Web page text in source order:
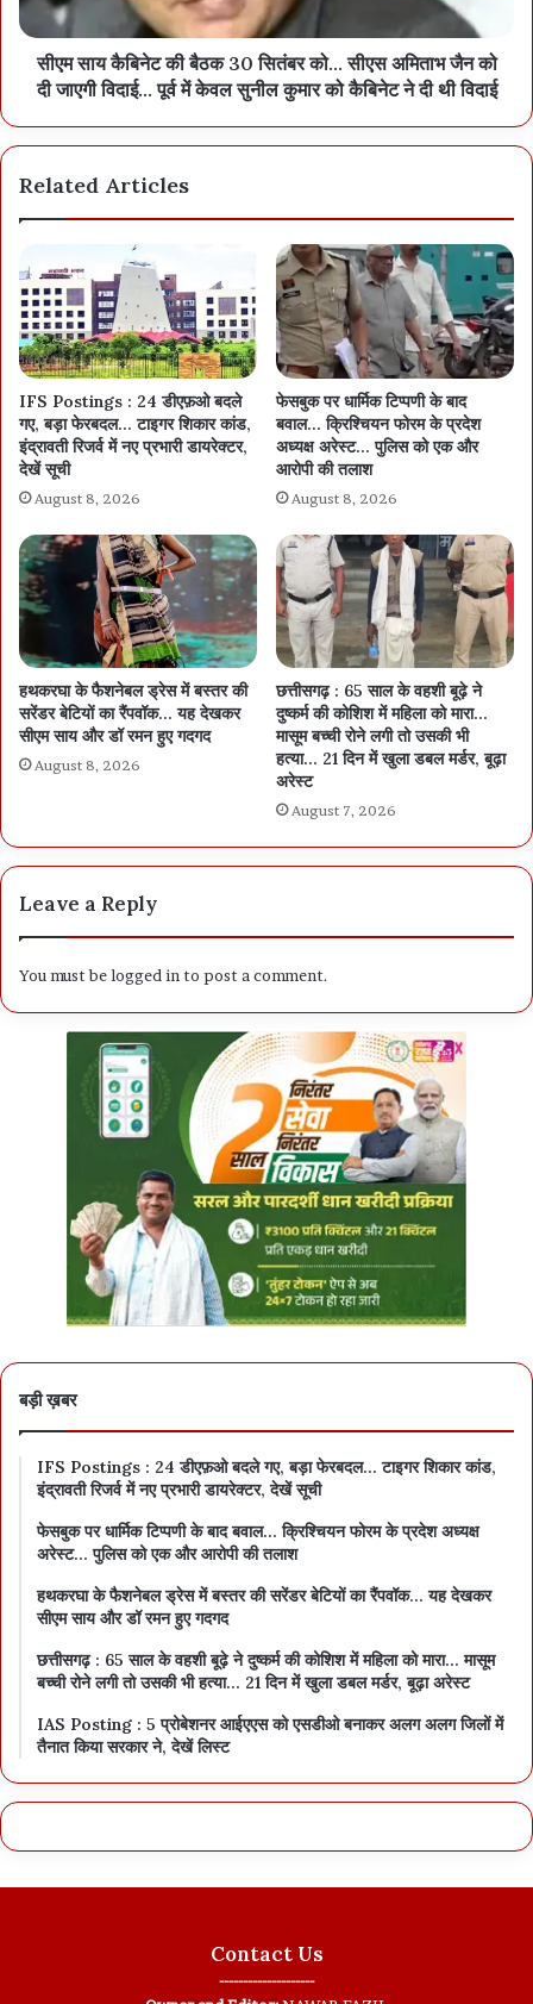
सीएम साय कैबिनेट की बैठक 30 सितंबर को… सीएस अमिताभ जैन को
दी जाएगी विदाई… पूर्व में केवल सुनील कुमार को कैबिनेट ने दी थी विदाई
Related Articles
IFS Postings : 24 डीएफ़ओ बदले
गए, बड़ा फेरबदल… टाइगर शिकार कांड,
इंद्रावती रिजर्व में नए प्रभारी डायरेक्टर,
देखें सूची
August 8, 2026
फेसबुक पर धार्मिक टिप्पणी के बाद
बवाल… क्रिश्चियन फोरम के प्रदेश
अध्यक्ष अरेस्ट… पुलिस को एक और
आरोपी की तलाश
August 8, 2026
हथकरघा के फैशनेबल ड्रेस में बस्तर की
सरेंडर बेटियों का रैंपवॉक… यह देखकर
सीएम साय और डॉ रमन हुए गदगद
August 8, 2026
छत्तीसगढ़ : 65 साल के वहशी बूढ़े ने
दुष्कर्म की कोशिश में महिला को मारा…
मासूम बच्ची रोने लगी तो उसकी भी
हत्या… 21 दिन में खुला डबल मर्डर, बूढ़ा
अरेस्ट
August 7, 2026
Leave a Reply
You must belogged into post a comment.
बड़ी ख़बर
IFS Postings : 24 डीएफ़ओ बदले गए, बड़ा फेरबदल… टाइगर शिकार कांड,
इंद्रावती रिजर्व में नए प्रभारी डायरेक्टर, देखें सूची
फेसबुक पर धार्मिक टिप्पणी के बाद बवाल… क्रिश्चियन फोरम के प्रदेश अध्यक्ष
अरेस्ट… पुलिस को एक और आरोपी की तलाश
हथकरघा के फैशनेबल ड्रेस में बस्तर की सरेंडर बेटियों का रैंपवॉक… यह देखकर
सीएम साय और डॉ रमन हुए गदगद
छत्तीसगढ़ : 65 साल के वहशी बूढ़े ने दुष्कर्म की कोशिश में महिला को मारा… मासूम
बच्ची रोने लगी तो उसकी भी हत्या… 21 दिन में खुला डबल मर्डर, बूढ़ा अरेस्ट
IAS Posting : 5 प्रोबेशनर आईएएस को एसडीओ बनाकर अलग अलग जिलों में
तैनात किया सरकार ने, देखें लिस्ट
Contact Us
--------------------